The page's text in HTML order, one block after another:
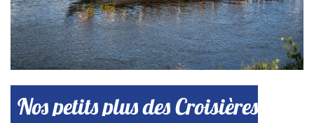
Nos petits plus des Croisières